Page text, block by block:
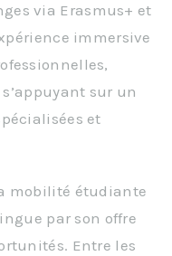
via Erasmus+ et
immersive
sur un
et
mobilité étudiante
par son offre
Entre les